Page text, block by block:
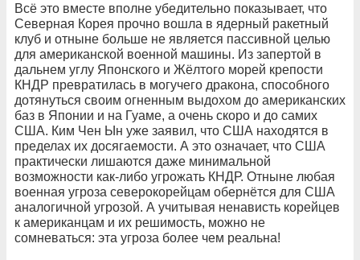
Всё это вместе вполне убедительно показывает, что
Cеверная Корея прочно вошла в ядерный ракетный
клуб и отныне больше не является пассивной целью
для американской военной машины. Из запертой в
дальнем углу Японского и Жёлтого морей крепости
КНДР превратилась в могучего дракона, способного
дотянуться своим огненным выдохом до американских
баз в Японии и на Гуаме, а очень скоро и до самих
США. Ким Чен Ын уже заявил, что США находятся в
пределах их досягаемости. А это означает, что США
практически лишаются даже минимальной
возможности как-либо угрожать КНДР. Отныне любая
военная угроза северокорейцам обернётся для США
аналогичной угрозой. А учитывая ненависть корейцев
к американцам и их решимость, можно не
сомневаться: эта угроза более чем реальна!